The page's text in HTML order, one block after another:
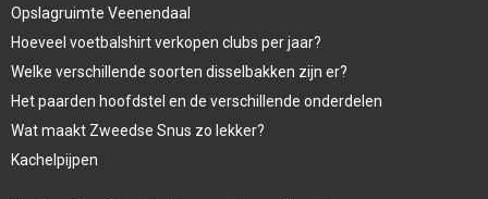
Opslagruimte Veenendaal
Hoeveel voetbalshirt verkopen clubs per jaar?
Welke verschillende soorten disselbakken zijn er?
Het paarden hoofdstel en de verschillende onderdelen
Wat maakt Zweedse Snus zo lekker?
Kachelpijpen